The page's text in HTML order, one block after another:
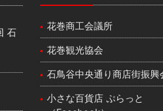
石
花巻商工会議所
花巻観光協会
石鳥谷中央通り商店街振興
小さな百貨店 ぷらっと